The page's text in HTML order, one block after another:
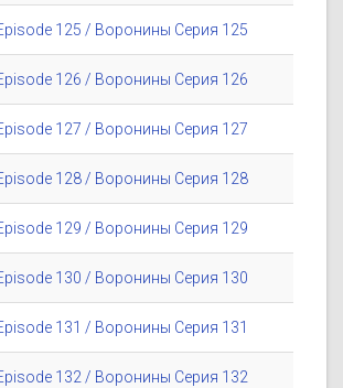
125 / Воронины Серия 125
126 / Воронины Серия 126
127 / Воронины Серия 127
128 / Воронины Серия 128
129 / Воронины Серия 129
130 / Воронины Серия 130
131 / Воронины Серия 131
132 / Воронины Серия 132